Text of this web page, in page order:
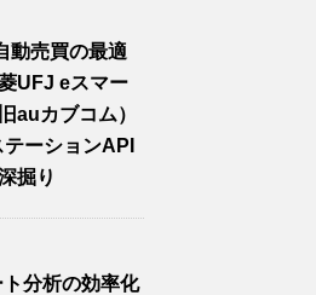
動売買の最適
UFJ eスマー
auカブコム）
ーションAPI
掘り
ト分析の効率化